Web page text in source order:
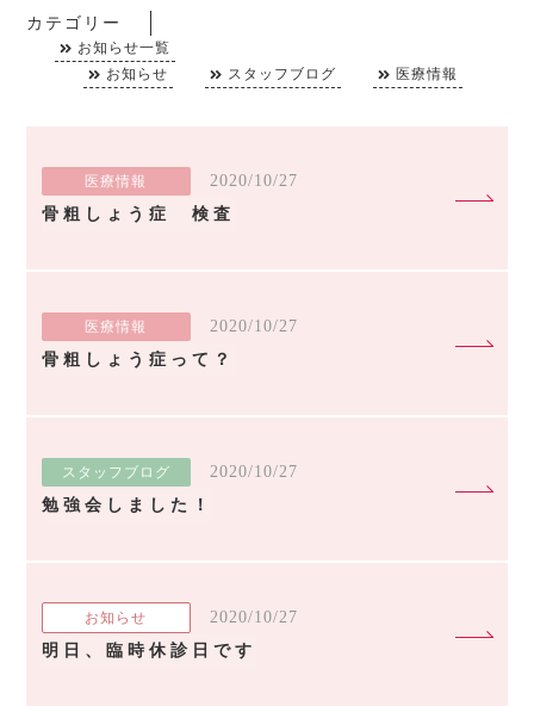
カテゴリー
お知らせ一覧
お知らせ
スタッフブログ 医療情報
医療情報
2020/10/27
骨粗しょう症 検査
医療情報
2020/10/27
骨粗しょう症って？
スタッフブログ
2020/10/27
勉強会しました！
お知らせ
2020/10/27
明日、臨時休診日です